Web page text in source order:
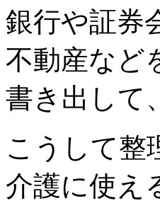
銀行や証券
不動産など
書き出して
こうして整
介護に使え